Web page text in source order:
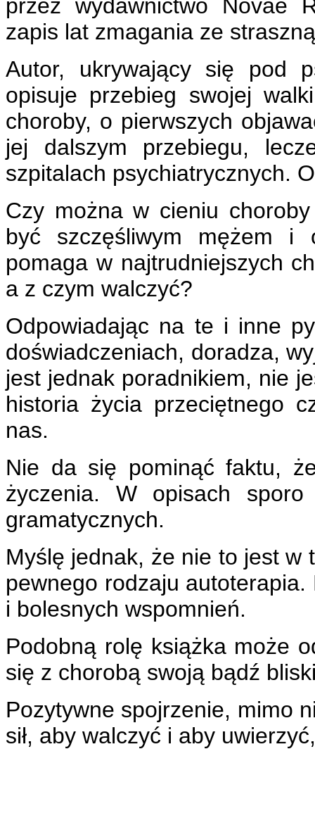
przez wydawnictwo Novae
zapis lat zmagania ze
Autor, ukrywający się pod
opisuje przebieg swojej
choroby, o pierwszych
jej dalszym przebiegu,
szpitalach psychiatrycznych.
Czy można w cieniu
być szczęśliwym mężem i
pomaga w najtrudniejszych
a z czym walczyć?
Odpowiadając na te i inne
doświadczeniach, doradza,
jest jednak poradnikiem, nie
historia życia przeciętnego
nas.
Nie da się pominąć faktu,
życzenia. W opisach
gramatycznych.
Myślę jednak, że nie to jest w
pewnego rodzaju autoterapia.
i bolesnych wspomnień.
Podobną rolę książka może
się z chorobą swoją bądź
Pozytywne spojrzenie, mimo
sił, aby walczyć i aby